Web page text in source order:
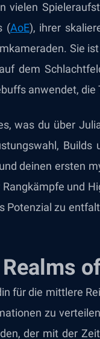
vielen
(AoE), ihrer
Sie
dem
anwendet,
was du über
Builds
deinen ersten
und
Potenzial zu
für die mittlere
zu
der mit der